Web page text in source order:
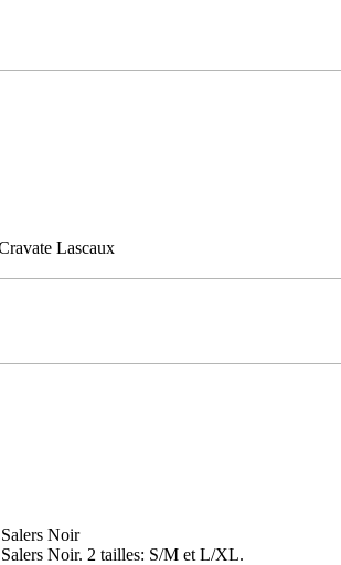
Lascaux
Noir
Noir. 2 tailles: S/M et L/XL.